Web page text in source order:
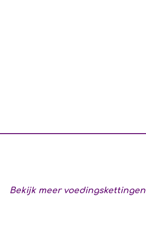
Bekijk meer voedingskettingen